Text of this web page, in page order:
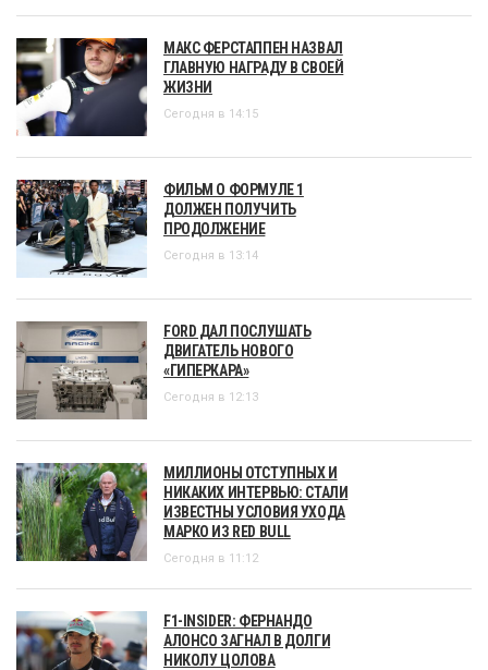
МАКС ФЕРСТАППЕН НАЗВАЛ
ГЛАВНУЮ НАГРАДУ В СВОЕЙ
ЖИЗНИ
Сегодня в 14:15
ФИЛЬМ О ФОРМУЛЕ 1
ДОЛЖЕН ПОЛУЧИТЬ
ПРОДОЛЖЕНИЕ
Сегодня в 13:14
FORD ДАЛ ПОСЛУШАТЬ
ДВИГАТЕЛЬ НОВОГО
«ГИПЕРКАРА»
Сегодня в 12:13
МИЛЛИОНЫ ОТСТУПНЫХ И
НИКАКИХ ИНТЕРВЬЮ: СТАЛИ
ИЗВЕСТНЫ УСЛОВИЯ УХОДА
МАРКО ИЗ RED BULL
Сегодня в 11:12
F1-INSIDER: ФЕРНАНДО
АЛОНСО ЗАГНАЛ В ДОЛГИ
НИКОЛУ ЦОЛОВА